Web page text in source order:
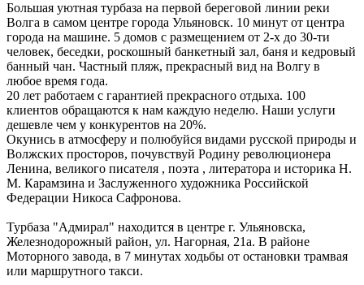
Большая уютная турбаза на первой береговой линии реки
Волга в самом центре города Ульяновск. 10 минут от центра
города на машине. 5 домов с размещением от 2-х до 30-ти
человек, беседки, роскошный банкетный зал, баня и кедровый
банный чан. Частный пляж, прекрасный вид на Волгу в
любое время года.
20 лет работаем с гарантией прекрасного отдыха. 100
клиентов обращаются к нам каждую неделю. Наши услуги
дешевле чем у конкурентов на 20%.
Окунись в атмосферу и полюбуйся видами русской природы и
Волжских просторов, почувствуй Родину революционера
Ленина, великого писателя , поэта , литератора и историка Н.
М. Карамзина и Заслуженного художника Российской
Федерации Никоса Сафронова.
Турбаза "Адмирал" находится в центре г. Ульяновска,
Железнодорожный район, ул. Нагорная, 21а. В районе
Моторного завода, в 7 минутах ходьбы от остановки трамвая
или маршрутного такси.